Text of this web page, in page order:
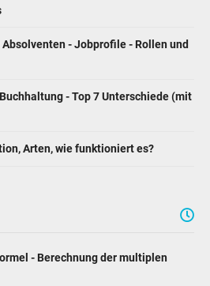
- Jobprofile - Rollen und
- Top 7 Unterschiede (mit
Arten, wie funktioniert es?
- Berechnung der multiplen